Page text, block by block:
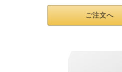
ご注文へ